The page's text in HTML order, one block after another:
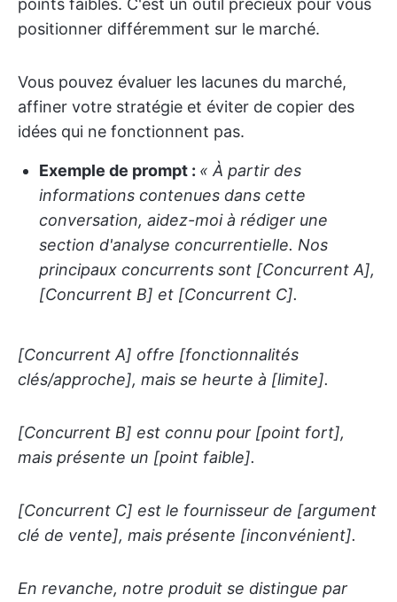
points faibles. C'est un outil précieux pour vous
positionner différemment sur le marché.
Vous pouvez évaluer les lacunes du marché,
affiner votre stratégie et éviter de copier des
idées qui ne fonctionnent pas.
Exemple de prompt : « À partir des
informations contenues dans cette
conversation, aidez-moi à rédiger une
section d'analyse concurrentielle. Nos
principaux concurrents sont [Concurrent A],
[Concurrent B] et [Concurrent C].
[Concurrent A] offre [fonctionnalités
clés/approche], mais se heurte à [limite].
[Concurrent B] est connu pour [point fort],
mais présente un [point faible].
[Concurrent C] est le fournisseur de [argument
clé de vente], mais présente [inconvénient].
En revanche, notre produit se distingue par